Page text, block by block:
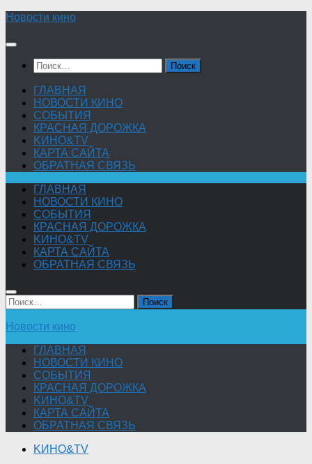
Skip
content
Новости кино
Найти:
ГЛАВНАЯ
НОВОСТИ КИНО
СОБЫТИЯ
КРАСНАЯ ДОРОЖКА
KИНО&TV
КАРТА САЙТА
ОБРАТНАЯ СВЯЗЬ
ГЛАВНАЯ
НОВОСТИ КИНО
СОБЫТИЯ
КРАСНАЯ ДОРОЖКА
KИНО&TV
КАРТА САЙТА
ОБРАТНАЯ СВЯЗЬ
Найти:
Новости кино
ГЛАВНАЯ
НОВОСТИ КИНО
СОБЫТИЯ
КРАСНАЯ ДОРОЖКА
KИНО&TV
КАРТА САЙТА
ОБРАТНАЯ СВЯЗЬ
KИНО&TV